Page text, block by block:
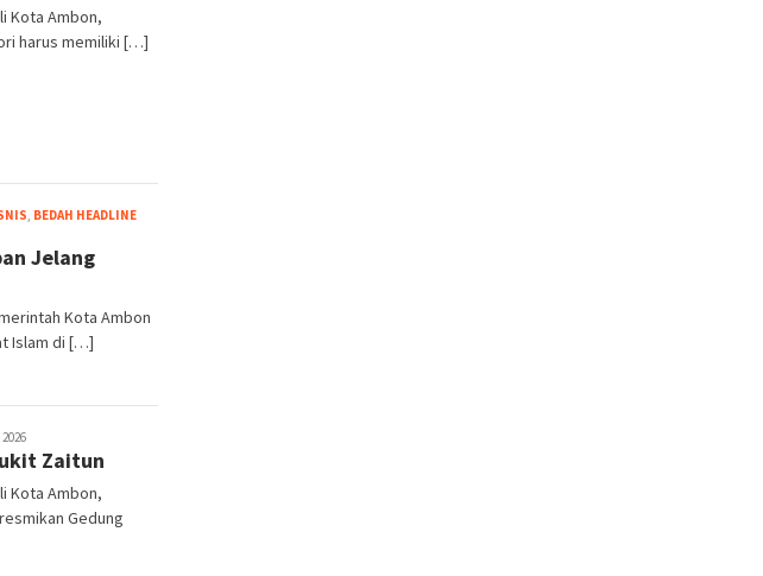
Kota Ambon,
harus memiliki […]
, BEDAH HEADLINEGrace
Jelang
Kota Ambon
Islam di […]
Zaitun
Kota Ambon,
Gedung